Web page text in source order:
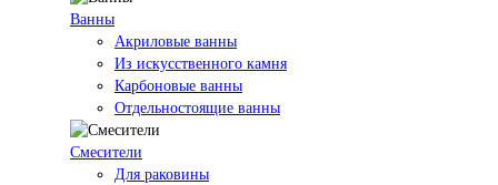
Ванны
Акриловые ванны
Из искусственного камня
Карбоновые ванны
Отдельностоящие ванны
Смесители
Для раковины